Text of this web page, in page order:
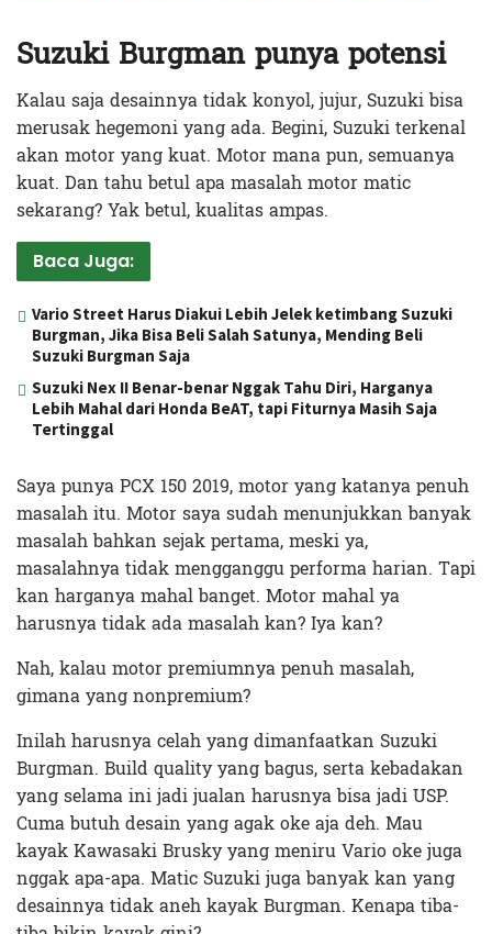
Suzuki Burgman punya potensi
Kalau saja desainnya tidak konyol, jujur, Suzuki bisa
merusak hegemoni yang ada. Begini, Suzuki terkenal
akan motor yang kuat. Motor mana pun, semuanya
kuat. Dan tahu betul apa masalah motor matic
sekarang? Yak betul, kualitas ampas.
Baca Juga:
Vario Street Harus Diakui Lebih Jelek ketimbang Suzuki
Burgman, Jika Bisa Beli Salah Satunya, Mending Beli
Suzuki Burgman Saja
Suzuki Nex II Benar-benar Nggak Tahu Diri, Harganya
Lebih Mahal dari Honda BeAT, tapi Fiturnya Masih Saja
Tertinggal
Saya punya PCX 150 2019, motor yang katanya penuh
masalah itu. Motor saya sudah menunjukkan banyak
masalah bahkan sejak pertama, meski ya,
masalahnya tidak mengganggu performa harian. Tapi
kan harganya mahal banget. Motor mahal ya
harusnya tidak ada masalah kan? Iya kan?
Nah, kalau motor premiumnya penuh masalah,
gimana yang nonpremium?
Inilah harusnya celah yang dimanfaatkan Suzuki
Burgman. Build quality yang bagus, serta kebadakan
yang selama ini jadi jualan harusnya bisa jadi USP.
Cuma butuh desain yang agak oke aja deh. Mau
kayak Kawasaki Brusky yang meniru Vario oke juga
nggak apa-apa. Matic Suzuki juga banyak kan yang
desainnya tidak aneh kayak Burgman. Kenapa tiba-